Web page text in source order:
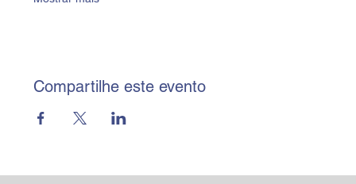
Compartilhe este evento